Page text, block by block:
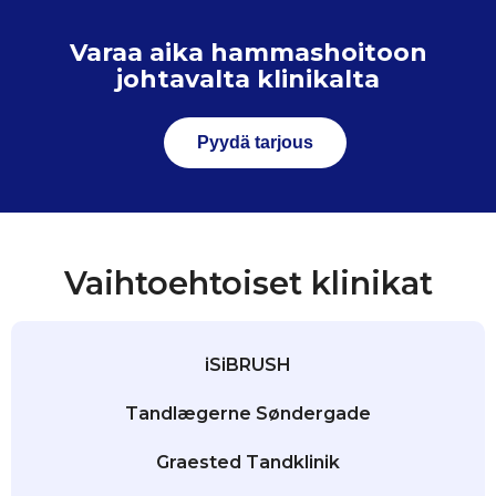
Varaa aika hammashoitoon
johtavalta klinikalta
Pyydä tarjous
Vaihtoehtoiset klinikat
iSiBRUSH
Tandlægerne Søndergade
Graested Tandklinik